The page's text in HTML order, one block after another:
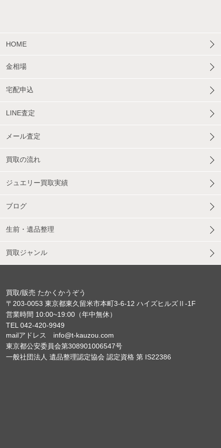
HOME
金相場
宅配申込
LINE査定
メール査定
買取の流れ
ジュエリー買取実績
ブログ
生前・遺品整理
買取ジャンル
買取/販売 たかくかうぞう
〒203-0053 東京都東久留米市本町3-6-12 ハイズヒルズⅡ-1F
営業時間 10:00~19:00（年中無休）
TEL 042-420-9949
mailアドレス info@t-kauzou.com
東京都公安委員会第308901006547号
一般社団法人 遺品整理認定協会 認定資格 第 IS22386